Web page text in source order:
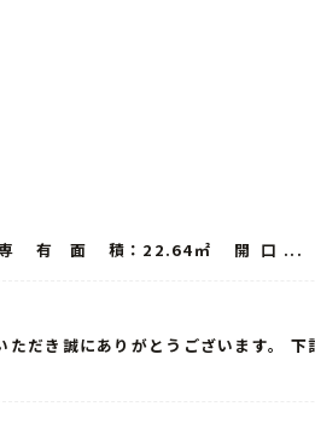
有 面 積：22.64㎡ 開 口 ...
き誠にありがとうございます。 下